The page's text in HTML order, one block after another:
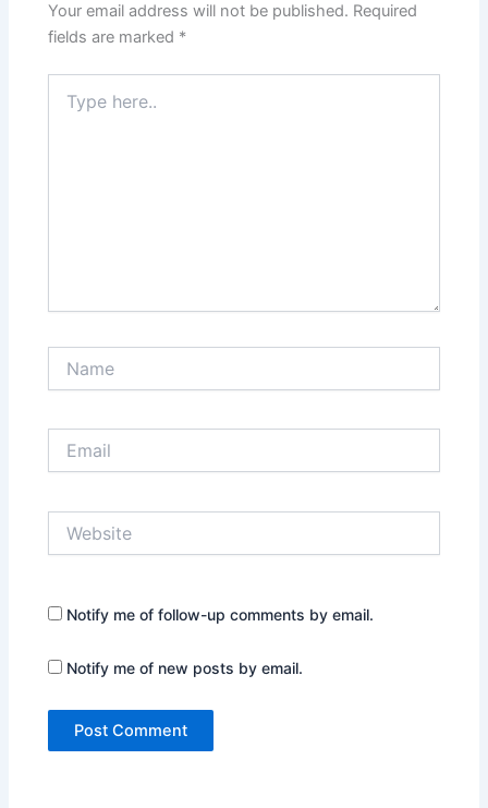
Your email address will not be published. Required
fields are marked *
here..
Notify me of follow-up comments by email.
Notify me of new posts by email.